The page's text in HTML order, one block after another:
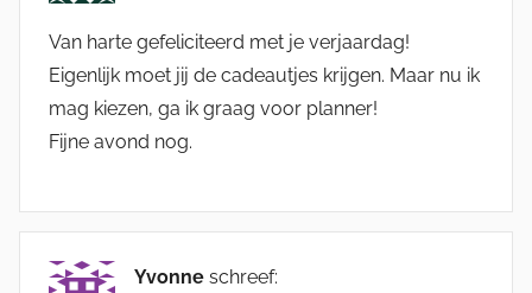
Van harte gefeliciteerd met je verjaardag!
Eigenlijk moet jij de cadeautjes krijgen. Maar nu ik
mag kiezen, ga ik graag voor planner!
Fijne avond nog.
Yvonne schreef: